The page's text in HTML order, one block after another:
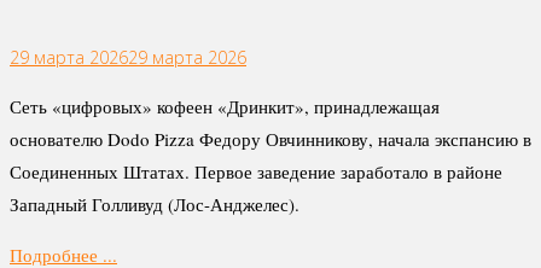
29 марта 202629 марта 2026
Сеть «цифровых» кофеен «Дринкит», принадлежащая
основателю Dodo Pizza Федору Овчинникову, начала экспансию в
Соединенных Штатах. Первое заведение заработало в районе
Западный Голливуд (Лос-Анджелес).
Подробнее ...